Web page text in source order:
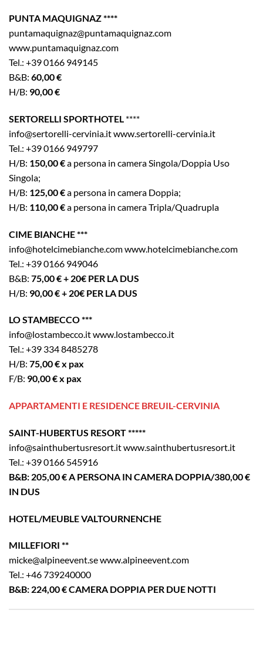
PUNTA MAQUIGNAZ ****
puntamaquignaz@puntamaquignaz.com
www.puntamaquignaz.com
Tel.: +39 0166 949145
B&B: 60,00 €
H/B: 90,00 €
SERTORELLI SPORTHOTEL ****
info@sertorelli-cervinia.it www.sertorelli-cervinia.it
Tel.: +39 0166 949797
H/B: 150,00 €a persona in camera Singola/Doppia Uso
Singola;
H/B: 125,00 €a persona in camera Doppia;
H/B: 110,00 €a persona in camera Tripla/Quadrupla
CIME BIANCHE ***
info@hotelcimebianche.com www.hotelcimebianche.com
Tel.: +39 0166 949046
B&B: 75,00 € + 20€ PER LA DUS
H/B: 90,00 € + 20€ PER LA DUS
LO STAMBECCO ***
info@lostambecco.it www.lostambecco.it
Tel.: +39 334 8485278
H/B: 75,00 € x pax
F/B: 90,00 € x pax
APPARTAMENTI E RESIDENCE BREUIL-CERVINIA
SAINT-HUBERTUS RESORT *****
info@sainthubertusresort.it www.sainthubertusresort.it
Tel.: +39 0166 545916
B&B: 205,00 € A PERSONA IN CAMERA DOPPIA/380,00 €
IN DUS
HOTEL/MEUBLE VALTOURNENCHE
MILLEFIORI **
micke@alpineevent.se www.alpineevent.com
Tel.: +46 739240000
B&B: 224,00 € CAMERA DOPPIA PER DUE NOTTI